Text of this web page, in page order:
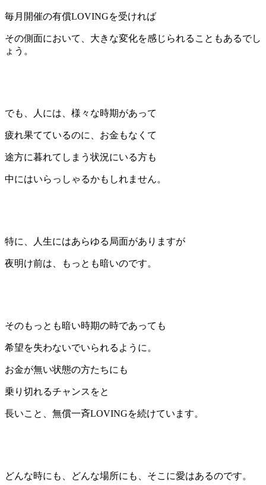
毎月開催の有償LOVINGを受ければ
その側面において、大きな変化を感じられることもあるでし
ょう。
でも、人には、様々な時期があって
疲れ果てているのに、お金もなくて
途方に暮れてしまう状況にいる方も
中にはいらっしゃるかもしれません。
特に、人生にはあらゆる局面がありますが
夜明け前は、もっとも暗いのです。
そのもっとも暗い時期の時であっても
希望を失わないでいられるように。
お金が無い状態の方たちにも
乗り切れるチャンスをと
長いこと、無償一斉LOVINGを続けています。
どんな時にも、どんな場所にも、そこに愛はあるのです。